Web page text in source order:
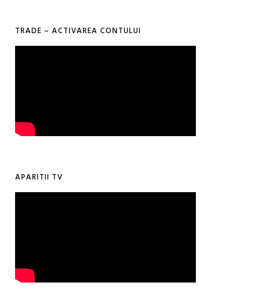
TRADE – ACTIVAREA CONTULUI
APARITII TV